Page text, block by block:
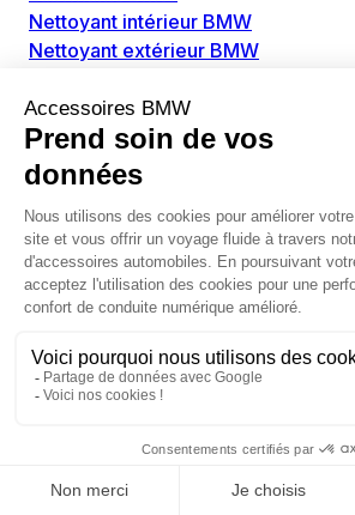
Nettoyant intérieur BMW
Nettoyant extérieur BMW
Alimentation Carburant BMW
Boitier papillon BMW
Faisceau de câble pour réservoir
Injecteur BMW
Pompe à carburant BMW
Pompe diesel BMW
Allumage / Préchauffage BMW
Boitier de préchauffage BMW
Bougie de préchauffage BMW
Amortisseurs BMW
Amortisseur de vibrations BMW